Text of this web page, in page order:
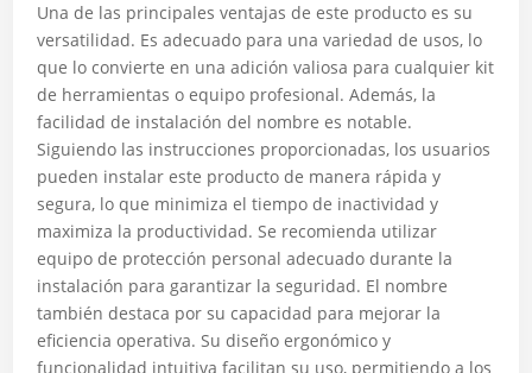
Una de las principales ventajas de este producto es su
versatilidad. Es adecuado para una variedad de usos, lo
que lo convierte en una adición valiosa para cualquier kit
de herramientas o equipo profesional. Además, la
facilidad de instalación del nombre es notable.
Siguiendo las instrucciones proporcionadas, los usuarios
pueden instalar este producto de manera rápida y
segura, lo que minimiza el tiempo de inactividad y
maximiza la productividad. Se recomienda utilizar
equipo de protección personal adecuado durante la
instalación para garantizar la seguridad. El nombre
también destaca por su capacidad para mejorar la
eficiencia operativa. Su diseño ergonómico y
funcionalidad intuitiva facilitan su uso, permitiendo a los